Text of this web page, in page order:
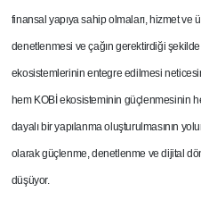
finansal yapıya sahip olmaları, hizmet ve
denetlenmesi ve çağın gerektirdiği
ekosistemlerinin entegre edilmesi
hem KOBİ ekosisteminin güçlenmesinin
dayalı bir yapılanma oluşturulmasının
olarak güçlenme, denetlenme ve dijital
düşüyor.